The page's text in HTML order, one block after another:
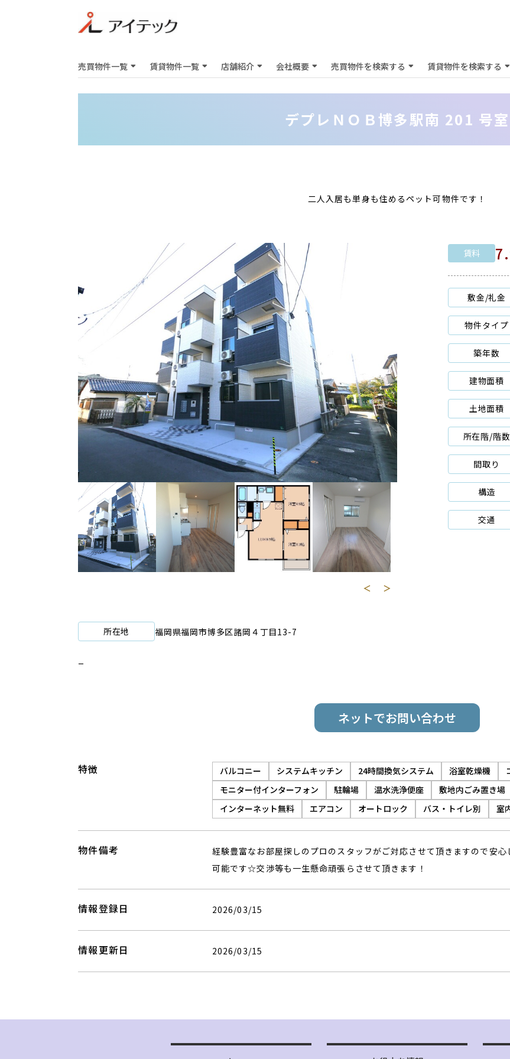
売買物件一覧 賃貸物件一覧 店舗紹介 会社概要 売買物件を検索する 賃貸物件を検索する
デプレＮＯＢ博多駅南 201 号室
二人入居も単身も住めるペット可物件です！
＜ ＞
賃料
敷金/礼金
物件タイプ
築年数
建物面積
土地面積
所在階/階数
間取り
構造
交通
所在地 福岡県福岡市博多区諸岡４丁⽬13-7
ー
ネットでお問い合わせ
特徴 バルコニー システムキッチン 24時間換気システム 浴室乾燥機
モニター付インターフォン
駐輪場 温水洗浄便座 敷地内ごみ置き場
インターネット無料
エアコン オートロック バス・トイレ別 室
物件備考
経験豊富なお部屋探しのプロのスタッフがご対応させて頂きますので安
可能です☆交渉等も一生懸命頑張らさせて頂きます！
情報登録日 2026/03/15
情報更新日 2026/03/15